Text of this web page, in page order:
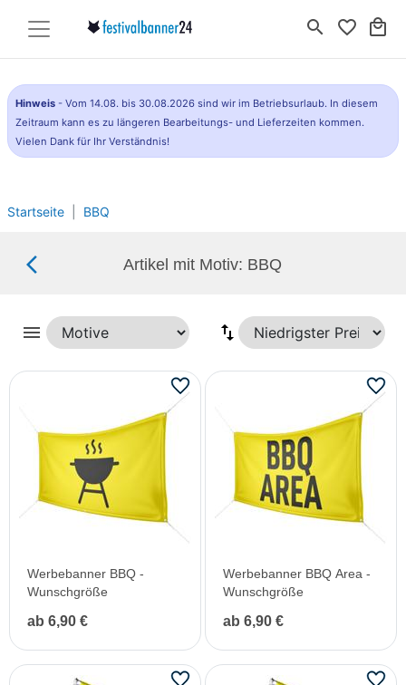
search favorite_border local_mall
Hinweis - Vom 14.08. bis 30.08.2026 sind wir im Betriebsurlaub. In diesem
Zeitraum kann es zu längeren Bearbeitungs- und Lieferzeiten kommen.
Vielen Dank für Ihr Verständnis!
Startseite BBQ
arrow_back_ios_new Artikel mit Motiv: BBQ
menu
Werbebanner BBQ -
Wunschgröße
ab 6,90 €
Werbebanner BBQ Area -
Wunschgröße
ab 6,90 €